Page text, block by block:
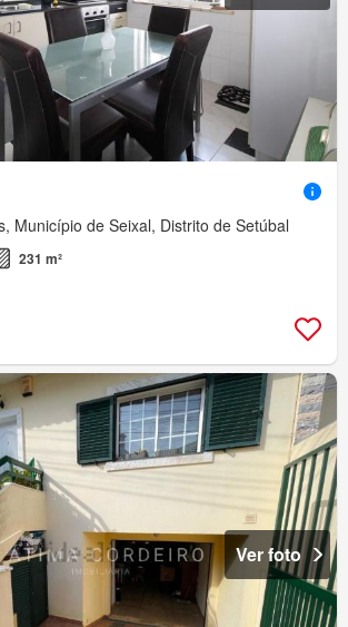
Município de Seixal, Distrito de Setúbal
231 m²
Ver foto